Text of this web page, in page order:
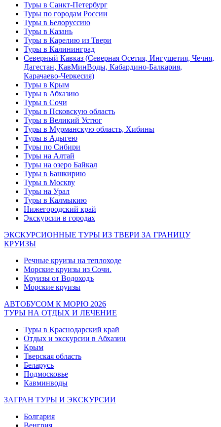
Туры в Санкт-Петербург
Туры по городам России
Туры в Белоруссию
Туры в Казань
Туры в Карелию из Твери
Туры в Калининград
Северный Кавказ (Северная Осетия, Ингушетия, Чечня,
Дагестан, КавМинВоды, Кабардино-Балкария,
Карачаево-Черкесия)
Туры в Крым
Туры в Абхазию
Туры в Сочи
Туры в Псковскую область
Туры в Великий Устюг
Туры в Мурманскую область, Хибины
Туры в Адыгею
Туры по Сибири
Туры на Алтай
Туры на озеро Байкал
Туры в Башкирию
Туры в Москву
Туры на Урал
Туры в Калмыкию
Нижегородский край
Экскурсии в городах
ЭКСКУРСИОННЫЕ ТУРЫ ИЗ ТВЕРИ ЗА ГРАНИЦУ
КРУИЗЫ
Речные круизы на теплоходе
Морские круизы из Сочи.
Круизы от Водоходъ
Морские круизы
АВТОБУСОМ К МОРЮ 2026
ТУРЫ НА ОТДЫХ И ЛЕЧЕНИЕ
Туры в Краснодарский край
Отдых и экскурсии в Абхазии
Крым
Тверская область
Беларусь
Подмосковье
Кавминводы
ЗАГРАН ТУРЫ И ЭКСКУРСИИ
Болгария
Венгрия